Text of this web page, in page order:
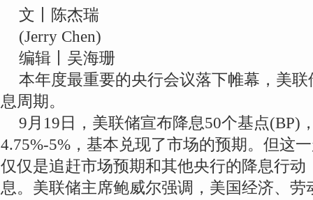
文丨陈杰瑞
(Jerry Chen)
编辑丨吴海珊
本年度最重要的央行会议落下帷幕，美
息周期。
9月19日，美联储宣布降息50个基点(BP)
4.75%-5%，基本兑现了市场的预期。但这
仅仅是追赶市场预期和其他央行的降息行
息。美联储主席鲍威尔强调，美国经济、